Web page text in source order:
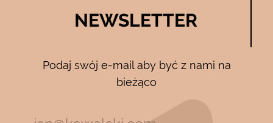
NEWSLETTER
Podaj swój e-mail aby być z nami na
bieżąco